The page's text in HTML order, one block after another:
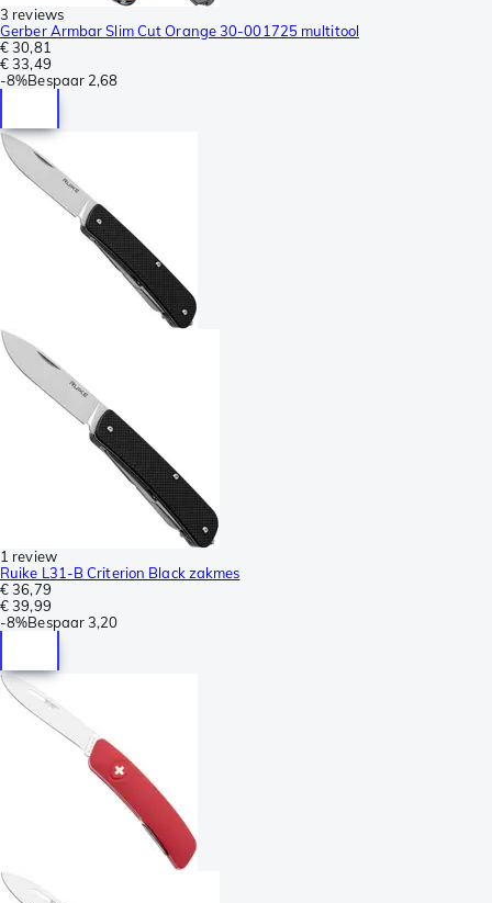
3 reviews
Gerber Armbar Slim Cut Orange 30-001725 multitool
€ 30,81
€ 33,49
-8%Bespaar 2,68
1 review
Ruike L31-B Criterion Black zakmes
€ 36,79
€ 39,99
-8%Bespaar3,20